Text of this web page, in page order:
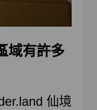
域有許多
仙境